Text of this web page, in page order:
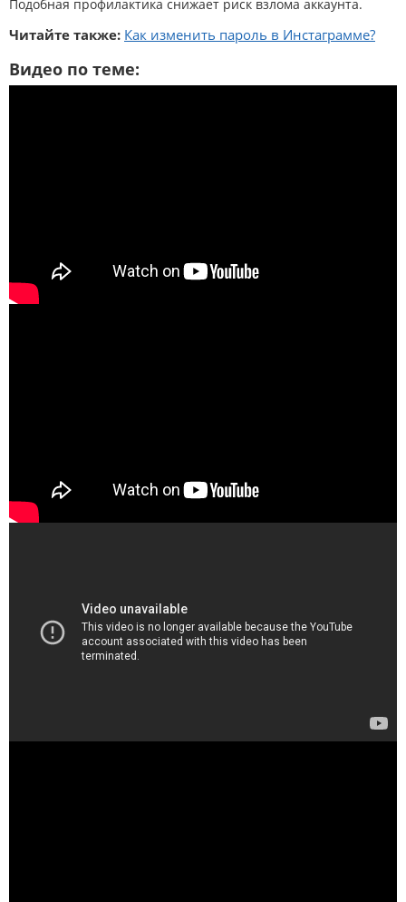
Подобная профилактика снижает риск взлома аккаунта.
Читайте также: Как изменить пароль в Инстаграмме?
Видео по теме: